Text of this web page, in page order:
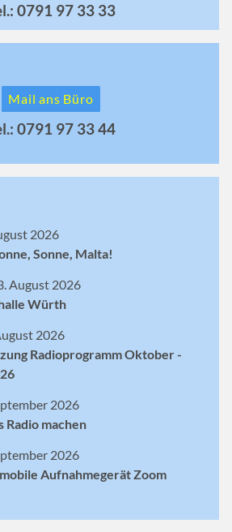
0791 97 33 33
Mail ans Büro
0791 97 33 44
2026
Sonne, Malta!
August 2026
Würth
2026
Radioprogramm Oktober -
2026
Radio machen
2026
Aufnahmegerät Zoom